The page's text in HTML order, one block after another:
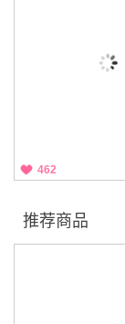
462
推荐商品